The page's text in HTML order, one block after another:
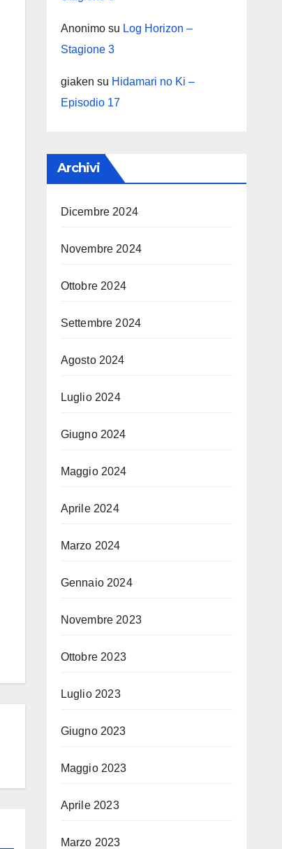
Anonimosu Log Horizon –
Stagione 3
giaken su Hidamari no Ki –
Episodio 17
Archivi
Dicembre 2024
Novembre 2024
Ottobre 2024
Settembre 2024
Agosto 2024
Luglio 2024
Giugno 2024
Maggio 2024
Aprile 2024
Marzo 2024
Gennaio 2024
Novembre 2023
Ottobre 2023
Luglio 2023
Giugno 2023
Maggio 2023
Aprile 2023
Marzo 2023